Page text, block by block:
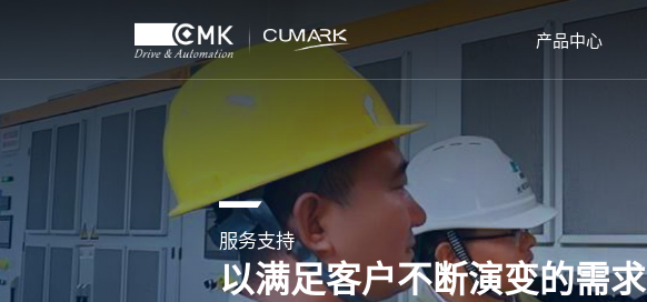
产品中心
服务支持
以满足客户不断演变的需求